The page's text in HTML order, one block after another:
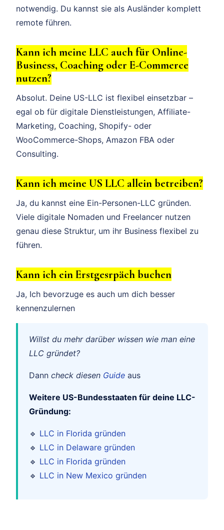
notwendig. Du kannst sie als Ausländer komplett
remote führen.
Kann ich meine LLC auch für Online-
Business, Coaching oder E-Commerce
nutzen?
Absolut. Deine US-LLC ist flexibel einsetzbar –
egal ob für digitale Dienstleistungen, Affiliate-
Marketing, Coaching, Shopify- oder
WooCommerce-Shops, Amazon FBA oder
Consulting.
Kann ich meine US LLC allein betreiben?
Ja, du kannst eine Ein-Personen-LLC gründen.
Viele digitale Nomaden und Freelancer nutzen
genau diese Struktur, um ihr Business flexibel zu
führen.
Kann ich ein Erstgesrpäch buchen
Ja, Ich bevorzuge es auch um dich besser
kennenzulernen
Willst du mehr darüber wissen wie man eine
LLC gründet?
Dann check diesen Guide aus
Weitere US-Bundesstaaten für deine LLC-
Gründung:
🔹 LLC in Florida gründen
🔹 LLC in Delaware gründen
🔹 LLC in Florida gründen
🔹 LLC in New Mexico gründen